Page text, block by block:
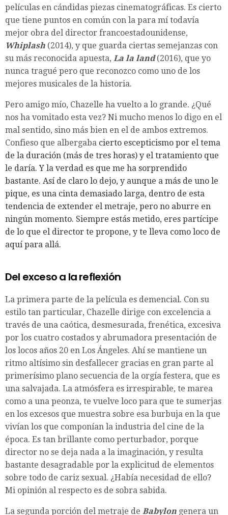
películas en cándidas piezas cinematográficas. Es cierto
que tiene puntos en común con la para mí todavía
mejor obra del director francoestadounidense,
Whiplash (2014), y que guarda ciertas semejanzas con
su más reconocida apuesta, La la land(2016), que yo
nunca tragué pero que reconozco como uno de los
mejores musicales de la historia.
Pero amigo mío, Chazelle ha vuelto a lo grande. ¿Qué
nos ha vomitado esta vez? Ni mucho menos lo digo en el
mal sentido, sino más bien en el de ambos extremos.
Confieso que albergaba cierto escepticismo por el tema
de la duración (más de tres horas) y el tratamiento que
le daría. Y la verdad es que me ha sorprendido
bastante. Así de claro lo dejo, y aunque a más de uno le
pique, es una cinta demasiado larga, dentro de esta
tendencia de extender el metraje, pero no aburre en
ningún momento. Siempre estás metido, eres partícipe
de lo que el director te propone, y te lleva como loco de
aquí para allá.
Del exceso a la reflexión
La primera parte de la película es demencial. Con su
estilo tan particular, Chazelle dirige con excelencia a
través de una caótica, desmesurada, frenética, excesiva
por los cuatro costados y abrumadora presentación de
los locos años 20 en Los Ángeles. Ahí se mantiene un
ritmo altísimo sin desfallecer gracias en gran parte al
primerísimo plano secuencia de la orgía festera, que es
una salvajada. La atmósfera es irrespirable, te marea
como a una peonza, te vuelve loco para que te sumerjas
en los excesos que muestra sobre esa burbuja en la que
vivían los que componían la industria del cine de la
época. Es tan brillante como perturbador, porque
director no se deja nada a la imaginación, y resulta
bastante desagradable por la explicitud de elementos
sobre todo de cariz sexual. ¿Había necesidad de ello?
Mi opinión al respecto es de sobra sabida.
La segunda porción del metraje de Babylon genera un